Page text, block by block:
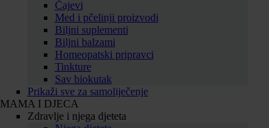
Čajevi
Med i pčelinji proizvodi
Biljni suplementi
Biljni balzami
Homeopatski pripravci
Tinkture
Sav biokutak
Prikaži sve za samoliječenje
MAMA I DJECA
Zdravlje i njega djeteta